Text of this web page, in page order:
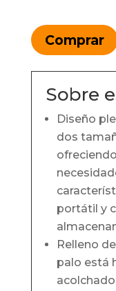
Comprar
Sobre
Diseño
dos
portátil y
Relleno
palo está